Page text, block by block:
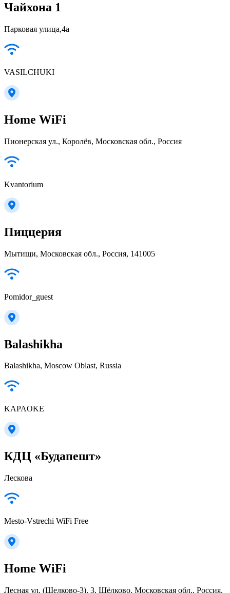
Чайхона 1
Парковая улица,4а
VASILCHUKI
Home WiFi
Пионерская ул., Королёв, Московская обл., Россия
Kvantorium
Пиццерия
Мытищи, Московская обл., Россия, 141005
Pomidor_guest
Balashikha
Balashikha, Moscow Oblast, Russia
KAPAOKE
КДЦ «Будапешт»
Лескова
Mesto-Vstrechi WiFi Free
Home WiFi
Лесная ул. (Щелково-3), 3, Щёлково, Московская обл., Россия,